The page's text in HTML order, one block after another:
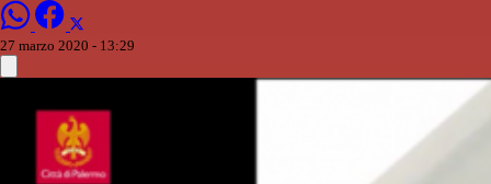
27 marzo 2020 - 13:29